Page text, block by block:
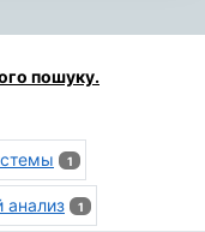
пошуку.
1
анализ 1